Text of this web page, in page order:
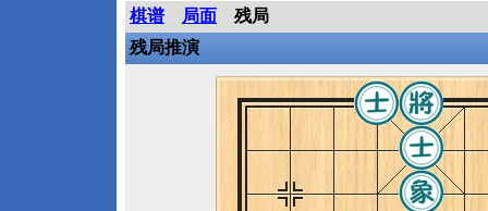
棋谱 局面
残局
残局推演